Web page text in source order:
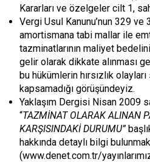
Kararları ve özelgeler cilt 1,
Vergi Usul Kanunu’nun 329
amortismana tabi mallar ile
tazminatlarının maliyet
gelir olarak dikkate alınması
bu hükümlerin hırsızlık
kapsamadığı görüşündeyiz.
Yaklaşım Dergisi Nisan 2009
“TAZMİNAT OLARAK ALINAN
KARŞISINDAKİ DURUMU”
hakkında detaylı bilgi
(www.denet.com.tr/